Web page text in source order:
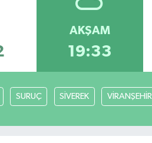
AKŞAM
19:33
SURUÇ SİVEREK VİRANŞEHİR